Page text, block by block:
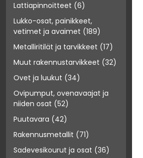
Lattiapinnoitteet (6)
Lukko-osat, painikkeet,
vetimet ja avaimet (189)
Metalliritilät ja tarvikkeet (17)
Muut rakennustarvikkeet (32)
Ovet ja luukut (34)
Ovipumput, ovenavaajat ja
niiden osat (52)
Puutavara (42)
Rakennusmetallit (71)
Sadevesikourut ja osat (36)